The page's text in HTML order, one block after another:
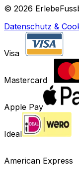
© 2026
Datenschutz &
Visa
Mastercard
Apple Pay
Ideal
American Express